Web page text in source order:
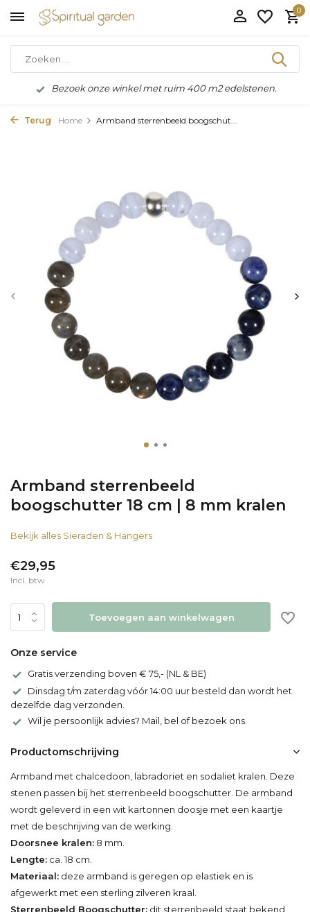
0
Bezoek onze winkel met ruim 400 m2 edelstenen.
Terug Home Armband sterrenbeeld boogschut...
Armband sterrenbeeld
boogschutter 18 cm | 8 mm kralen
Bekijk alles Sieraden & Hangers
€29,95
Incl. btw
Toevoegen aan winkelwagen
Onze service
Gratis verzending boven € 75,- (NL & BE)
Dinsdag t/m zaterdag vóór 14:00 uur besteld dan wordt het
dezelfde dag verzonden.
Wil je persoonlijk advies? Mail, bel of bezoek ons.
Productomschrijving
Armband met chalcedoon, labradoriet en sodaliet kralen. Deze
stenen passen bij het sterrenbeeld boogschutter. De armband
wordt geleverd in een wit kartonnen doosje met een kaartje
met de beschrijving van de werking.
Doorsnee kralen: 8 mm.
Lengte: ca. 18 cm.
Materiaal: deze armband is geregen op elastiek en is
afgewerkt met een sterling zilveren kraal.
Sterrenbeeld Boogschutter: dit sterrenbeeld staat bekend